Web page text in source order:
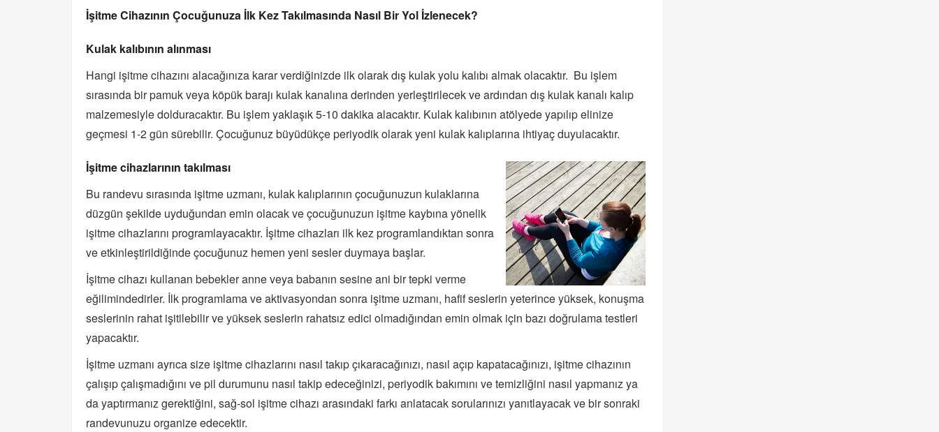
İşitme Cihazının Çocuğunuza İlk Kez Takılmasında Nasıl Bir Yol İzlenecek?
Kulak kalıbının alınması
Hangi işitme cihazını alacağınıza karar verdiğinizde ilk olarak dış kulak yolu kalıbı almak olacaktır. Bu işlem
sırasında bir pamuk veya köpük barajı kulak kanalına derinden yerleştirilecek ve ardından dış kulak kanalı kalıp
malzemesiyle dolduracaktır. Bu işlem yaklaşık 5-10 dakika alacaktır. Kulak kalıbının atölyede yapılıp elinize
geçmesi 1-2 gün sürebilir. Çocuğunuz büyüdükçe periyodik olarak yeni kulak kalıplarına ihtiyaç duyulacaktır.
İşitme cihazlarının takılması
Bu randevu sırasında işitme uzmanı, kulak kalıplarının çocuğunuzun kulaklarına
düzgün şekilde uyduğundan emin olacak ve çocuğunuzun işitme kaybına yönelik
işitme cihazlarını programlayacaktır. İşitme cihazları ilk kez programlandıktan sonra
ve etkinleştirildiğinde çocuğunuz hemen yeni sesler duymaya başlar.
İşitme cihazı kullanan bebekler anne veya babanın sesine ani bir tepki verme
eğilimindedirler. İlk programlama ve aktivasyondan sonra işitme uzmanı, hafif seslerin yeterince yüksek, konuşma
seslerinin rahat işitilebilir ve yüksek seslerin rahatsız edici olmadığından emin olmak için bazı doğrulama testleri
yapacaktır.
İşitme uzmanı ayrıca size işitme cihazlarını nasıl takıp çıkaracağınızı, nasıl açıp kapatacağınızı, işitme cihazının
çalışıp çalışmadığını ve pil durumunu nasıl takip edeceğinizi, periyodik bakımını ve temizliğini nasıl yapmanız ya
da yaptırmanız gerektiğini, sağ-sol işitme cihazı arasındaki farkı anlatacak sorularınızı yanıtlayacak ve bir sonraki
randevunuzu organize edecektir.